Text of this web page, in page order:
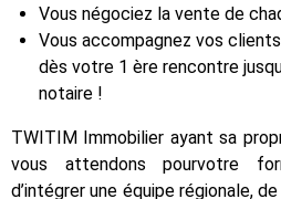
Vous négociez la vente de
Vous accompagnez vos
dès votre 1 ère rencontre
notaire !
TWITIM Immobilier ayant sa
vous attendons pourvotre
d’intégrer une équipe régionale,